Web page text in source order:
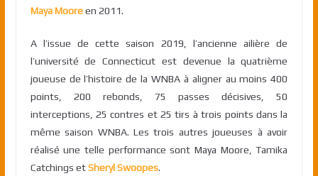
Maya Mooreen 2011.
A l’issue de cette saison 2019, l’ancienne ailière de
l’université de Connecticut est devenue la quatrième
joueuse de l’histoire de la WNBA à aligner au moins 400
points, 200 rebonds, 75 passes décisives, 50
interceptions, 25 contres et 25 tirs à trois points dans la
même saison WNBA. Les trois autres joueuses à avoir
réalisé une telle performance sont Maya Moore, Tamika
Catchings etSheryl Swoopes.